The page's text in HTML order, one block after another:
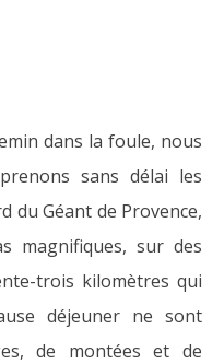
dans la foule, nous
sans délai les
du Géant de Provence,
magnifiques, sur des
trois kilomètres qui
déjeuner ne sont
de montées et de